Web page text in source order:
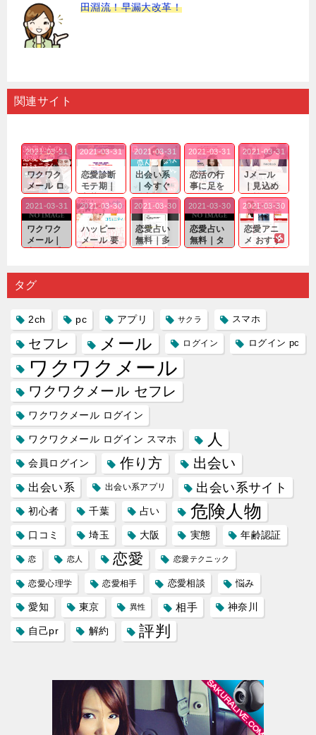
田淵流！早漏大改革！
関連サイト
ワクワク
メール ロ
グイン pc
｜心の底
から真
剣...
2021-03-31
恋愛診断
モテ期｜
老若男女
問わ
ず…。
2021-03-31
出会い系
｜今すぐ
仲良くな
れる相手
探しをし
たいと...
2021-03-31
恋活の行
事に足を
運んでも
出会いの
チャンス
が訪れ...
2021-03-31
Jメール
｜見込め
る効果が
確実なも
のであっ
ても…...
2021-03-31
ワクワク
メール｜
り会った
人に軽...
2021-03-31
ハッピー
メール 要
するので
2021-03-30
恋愛占い
無料｜多
プリの内
2021-03-30
恋愛占い
無料｜タ
る人に恋
2021-03-30
恋愛アニ
メ おすす
雑で素人
2021-03-30
タグ
2ch pc アプリ サクラ スマホ
セフレ メール ログイン ログイン pc
ワクワクメール
ワクワクメール セフレ
ワクワクメール ログイン
ワクワクメール ログイン スマホ 人
会員ログイン 作り方 出会い
出会い系 出会い系アプリ 出会い系サイト
初心者 千葉 占い 危険人物
口コミ 埼玉 大阪 実態 年齢認証
恋 恋人 恋愛 恋愛テクニック
恋愛心理学 恋愛相手 恋愛相談 悩み
愛知 東京 異性 相手 神奈川
自己pr 解約 評判